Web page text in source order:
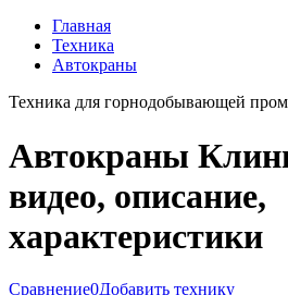
Главная
Техника
Автокраны
Техника для горнодобывающей
Автокраны
видео, описание,
характеристики
Сравнение0Добавить технику